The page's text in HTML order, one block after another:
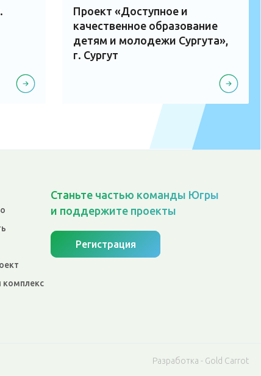
Проект «Доступное и
качественное образование
детям и молодежи Сургута»,
г. Сургут
Станьте частью команды Югры
и поддержите проекты
Регистрация
Разработка - Gold Carrot